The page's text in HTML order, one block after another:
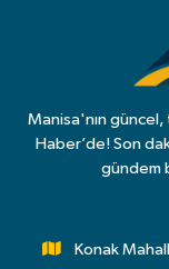
Manisa'nın
Haber’de! Son
gündem
Konak